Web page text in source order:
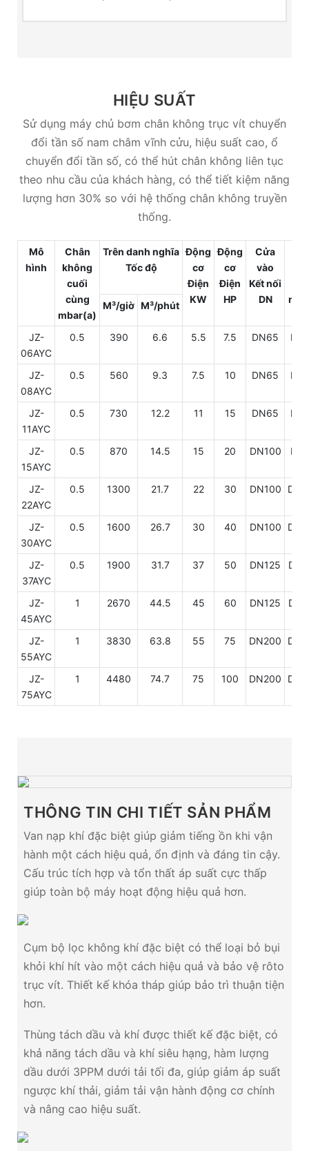
HIỆU SUẤT
Sử dụng máy chủ bơm chân không trục vít chuyển
đổi tần số nam châm vĩnh cửu, hiệu suất cao, ổ
chuyển đổi tần số, có thể hút chân không liên tục
theo nhu cầu của khách hàng, có thể tiết kiệm năng
lượng hơn 30% so với hệ thống chân không truyền
thống.
Mô
hình
Chân
không
cuối
cùng
mbar(a)
Trên danh nghĩa
Tốc độ
Động
cơ
Điện
KW
Động
cơ
Điện
HP
Cửa
vào
Kết nối
DN
nối
M³/giờ M³/phút
JZ-
06AYC
0.5 390 6.6 5.5 7.5 DN65
JZ-
08AYC
0.5 560 9.3 7.5 10 DN65
JZ-
11AYC
0.5 730 12.2 11 15 DN65
JZ-
15AYC
0.5 870 14.5 15 20 DN100
JZ-
22AYC
0.5 1300 21.7 22 30 DN100
JZ-
30AYC
0.5 1600 26.7 30 40 DN100
JZ-
37AYC
0.5 1900 31.7 37 50 DN125
JZ-
45AYC
1 2670 44.5 45 60 DN125
JZ-
55AYC
1 3830 63.8 55 75 DN200
JZ-
75AYC
1 4480 74.7 75 100 DN200
THÔNG TIN CHI TIẾT SẢN PHẨM
Van nạp khí đặc biệt giúp giảm tiếng ồn khi vận
hành một cách hiệu quả, ổn định và đáng tin cậy.
Cấu trúc tích hợp và tổn thất áp suất cực thấp
giúp toàn bộ máy hoạt động hiệu quả hơn.
Cụm bộ lọc không khí đặc biệt có thể loại bỏ bụi
khỏi khí hít vào một cách hiệu quả và bảo vệ rôto
trục vít. Thiết kế khóa tháp giúp bảo trì thuận tiện
hơn.
Thùng tách dầu và khí được thiết kế đặc biệt, có
khả năng tách dầu và khí siêu hạng, hàm lượng
dầu dưới 3PPM dưới tải tối đa, giúp giảm áp suất
ngược khí thải, giảm tải vận hành động cơ chính
và nâng cao hiệu suất.